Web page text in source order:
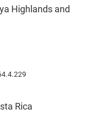
Highlands and
Rica